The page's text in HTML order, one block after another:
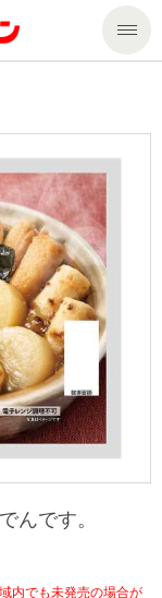
んです。
内でも未発売の場合が